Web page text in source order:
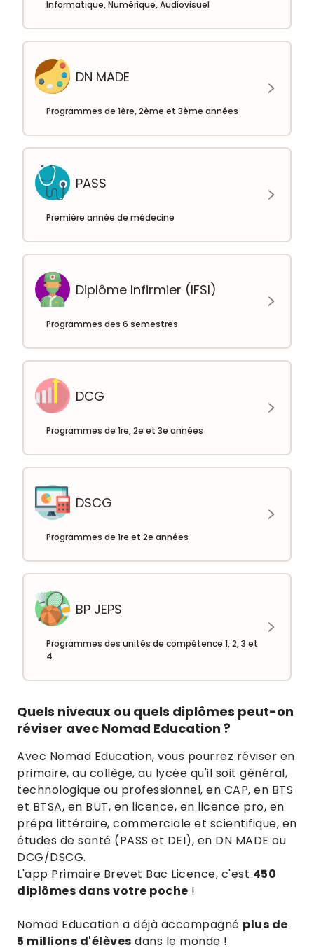
Informatique, Numérique, Audiovisuel
DN MADE
Programmes de 1ère, 2ème et 3ème années
PASS
Première année de médecine
Diplôme Infirmier (IFSI)
Programmes des 6 semestres
DCG
Programmes de 1re, 2e et 3e années
DSCG
Programmes de 1re et 2e années
BP JEPS
Programmes des unités de compétence 1, 2, 3 et
4
Quels niveaux ou quels diplômes peut-on
réviser avec Nomad Education ?
Avec Nomad Education, vous pourrez réviser en
primaire, au collège, au lycée qu'il soit général,
technologique ou professionnel, en CAP, en BTS
et BTSA, en BUT, en licence, en licence pro, en
prépa littéraire, commerciale et scientifique, en
études de santé (PASS et DEI), en DN MADE ou
DCG/DSCG.
L'app Primaire Brevet Bac Licence, c'est 450
diplômes dans votre poche !
Nomad Education a déjà accompagné plus de
5 millions d'élèves dans le monde !